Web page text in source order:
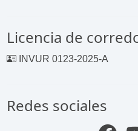
Licencia de
INVUR 0123-2025-A
Redes sociales